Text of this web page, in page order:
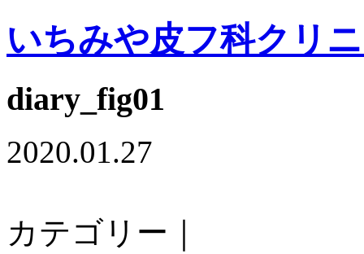
いちみや皮フ科クリ
diary_fig01
2020.01.27
カテゴリー｜